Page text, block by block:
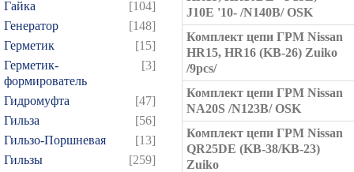
Гайка
[104]
Генератор
[148]
Герметик
[15]
Герметик-
формирователь
[3]
Гидромуфта
[47]
Гильза
[56]
Гильзо-Поршневая
[13]
Гильзы
[259]
J10E '10- /N140B/ OSK
Комплект цепи ГРМ Nissan
HR15, HR16 (KB-26) Zuiko
/9pcs/
Комплект цепи ГРМ Nissan
NA20S /N123B/ OSK
Комплект цепи ГРМ Nissan
QR25DE (KB-38/KB-23)
Zuiko